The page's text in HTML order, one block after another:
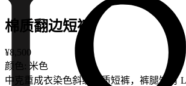
棉质翻边短裤
¥8,500
颜色: 米色
中克重成衣染色斜纹棉质短裤，裤腿饰有